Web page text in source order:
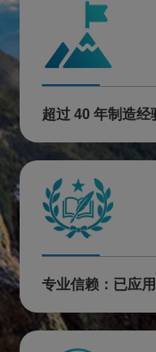
超过 40 年制造经
专业信赖：已应